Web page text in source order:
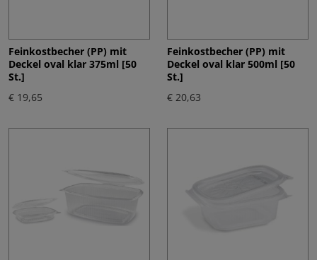
Feinkostbecher (PP) mit
Deckel oval klar 375ml [50
St.]
€ 19,65
Feinkostbecher (PP) mit
Deckel oval klar 500ml [50
St.]
€ 20,63